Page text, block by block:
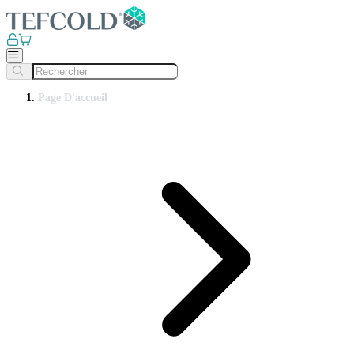
Page D'accueil